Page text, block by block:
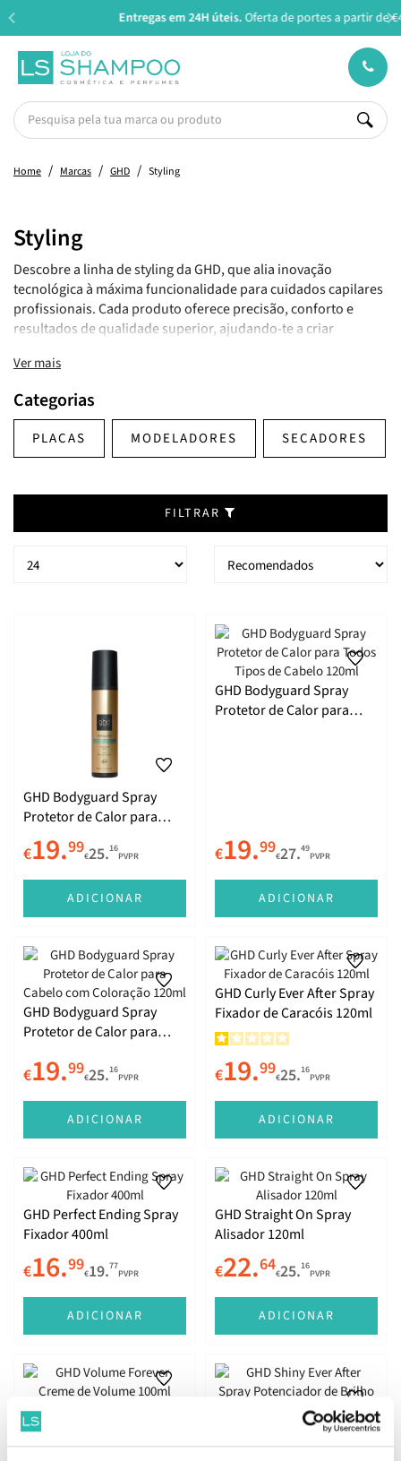
Entregas em 24H úteis.Oferta de portes a partir de €45*
Home Marcas GHD Styling
Styling
Descobre a linha de styling da GHD, que alia inovação
tecnológica à máxima funcionalidade para cuidados capilares
profissionais. Cada produto oferece precisão, conforto e
resultados de qualidade superior, ajudando-te a criar
teu cabelo.
Ver mais
Categorias
PLACAS MODELADORES SECADORES
FILTRAR
GHD Bodyguard Spray
Protetor de Calor para
Cabelo Finos 120ml
€19.99€25.16
PVPR
ADICIONAR
GHD Bodyguard Spray
Protetor de Calor para
€19.99€27.49
PVPR
ADICIONAR
GHD Bodyguard Spray
Protetor de Calor para
120ml
€19.99€25.16
PVPR
ADICIONAR
GHD Curly Ever After Spray
Fixador de Caracóis 120ml
€19.99€25.16
PVPR
ADICIONAR
GHD Perfect Ending Spray
Fixador 400ml
€16.99€19.77
PVPR
ADICIONAR
GHD Straight On Spray
Alisador 120ml
€22.64€25.16
PVPR
ADICIONAR
GHD Volume Forever
Creme de Volume 100ml
GHD Shiny Ever After Spray
Potenciador de Brilho